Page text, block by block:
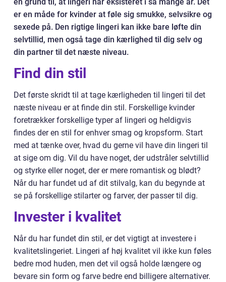
er en måde for kvinder at føle sig smukke, selvsikre og
sexede på. Den rigtige lingeri kan ikke bare løfte din
selvtillid, men også tage din kærlighed til dig selv og
din partner til det næste niveau.
Find din stil
Det første skridt til at tage kærligheden til lingeri til det
næste niveau er at finde din stil. Forskellige kvinder
foretrækker forskellige typer af lingeri og heldigvis
findes der en stil for enhver smag og kropsform. Start
med at tænke over, hvad du gerne vil have din lingeri til
at sige om dig. Vil du have noget, der udstråler selvtillid
og styrke eller noget, der er mere romantisk og blødt?
Når du har fundet ud af dit stilvalg, kan du begynde at
se på forskellige stilarter og farver, der passer til dig.
Invester i kvalitet
Når du har fundet din stil, er det vigtigt at investere i
kvalitetslingeriet. Lingeri af høj kvalitet vil ikke kun føles
bedre mod huden, men det vil også holde længere og
bevare sin form og farve bedre end billigere alternativer.